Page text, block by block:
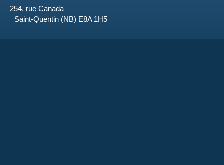
254, rue Canada
Saint-Quentin (NB) E8A 1H5